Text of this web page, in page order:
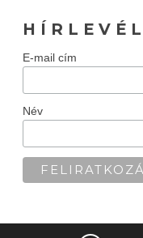
H Í R L E V É L
E-mail cím
Név